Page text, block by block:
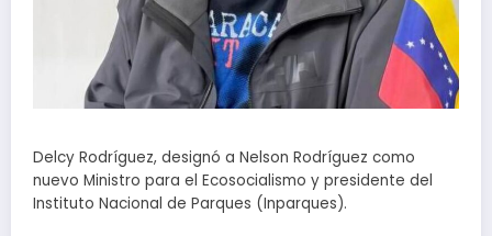
Delcy Rodríguez, designó a Nelson Rodríguez como
nuevo Ministro para el Ecosocialismo y presidente del
Instituto Nacional de Parques (Inparques).